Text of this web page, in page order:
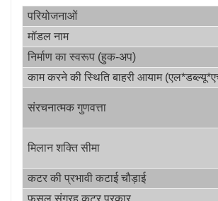
परियोजनाओं
मॉडल नाम
निर्माण का स्वरूप (हुक-अप)
काम करने की स्थिति बाहरी आयाम
संरचनात्मक गुणवत्ता
मिलान शक्ति सीमा
कटर की प्रभावी कटाई चौड़ाई